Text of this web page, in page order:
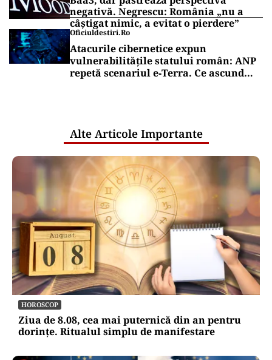
negativă. Negrescu: România „nu a
câștigat nimic, a evitat o pierdere”
Oficiuldestiri.ro
Atacurile cibernetice expun
vulnerabilitățile statului român: ANP
repetă scenariul e‑Terra. Ce ascund
Alte Articole Importante
HOROSCOP
Ziua de 8.08, cea mai puternică din an pentru
dorințe. Ritualul simplu de manifestare